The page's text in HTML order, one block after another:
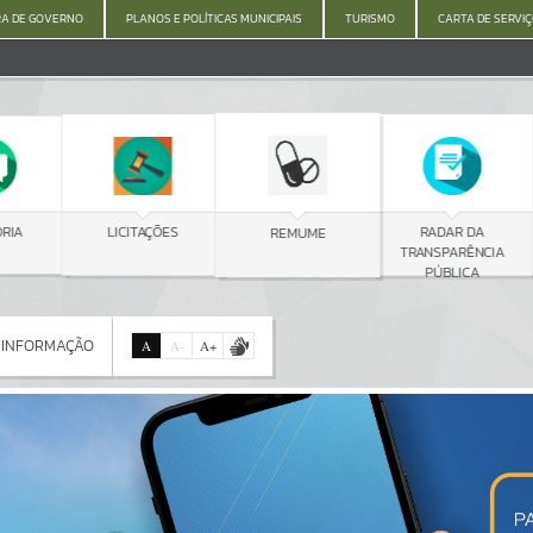
DE GOVERNO PLANOS E POLÍTICAS MUNICIPAIS TURISMO CARTA DE
LICITAÇÕES REMUME RADAR DA
TRANSPARÊNCIA
PÚBLICA
Por favor, aguarde...
A A- A+